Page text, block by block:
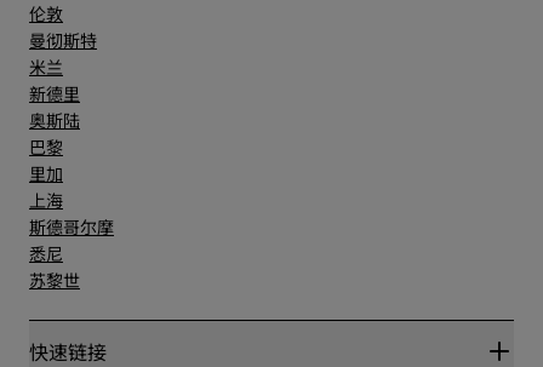
伦敦
曼彻斯特
米兰
新德里
奥斯陆
巴黎
里加
上海
斯德哥尔摩
悉尼
苏黎世
快速链接